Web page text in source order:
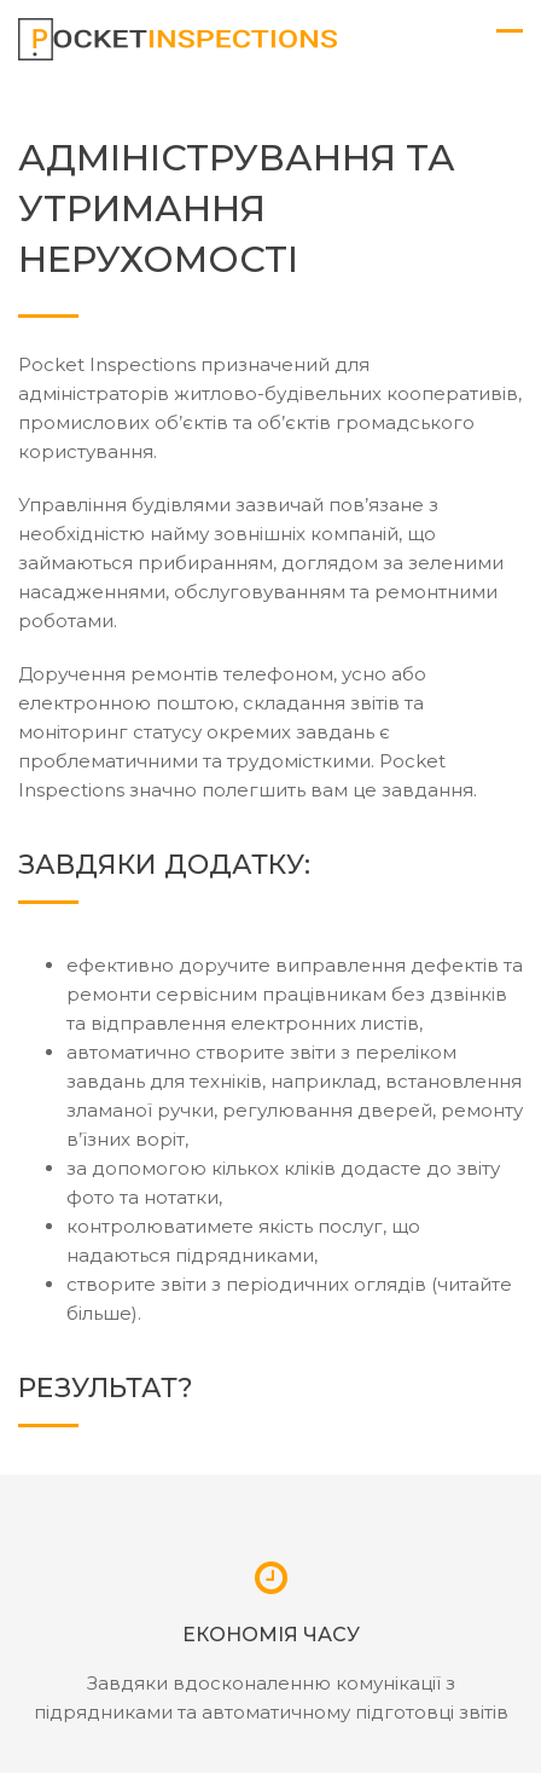
АДМІНІСТРУВАННЯ ТА
УТРИМАННЯ
НЕРУХОМОСТІ
Pocket Inspections призначений для
адміністраторів житлово-будівельних кооперативів,
промислових об’єктів та об’єктів громадського
користування.
Управління будівлями зазвичай пов’язане з
необхідністю найму зовнішніх компаній, що
займаються прибиранням, доглядом за зеленими
насадженнями, обслуговуванням та ремонтними
роботами.
Доручення ремонтів телефоном, усно або
електронною поштою, складання звітів та
моніторинг статусу окремих завдань є
проблематичними та трудомісткими. Pocket
Inspections значно полегшить вам це завдання.
ЗАВДЯКИ ДОДАТКУ:
ефективно доручите виправлення дефектів та
ремонти сервісним працівникам без дзвінків
та відправлення електронних листів,
автоматично створите звіти з переліком
завдань для техніків, наприклад, встановлення
зламаної ручки, регулювання дверей, ремонту
в’їзних воріт,
за допомогою кількох кліків додасте до звіту
фото та нотатки,
контролюватимете якість послуг, що
надаються підрядниками,
створите звіти з періодичних оглядів (читайте
більше).
РЕЗУЛЬТАТ?
ЕКОНОМІЯ ЧАСУ
Завдяки вдосконаленню комунікації з
підрядниками та автоматичному підготовці звітів